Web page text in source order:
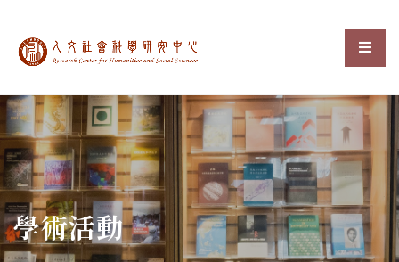
中央研究院人文社會科選
:::
學術活動